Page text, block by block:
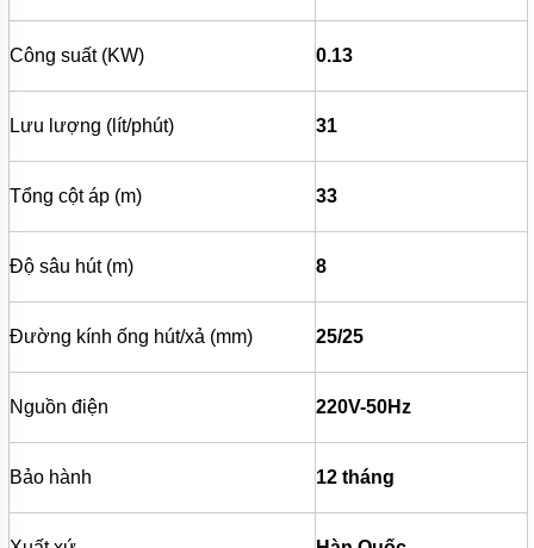
TÍCH
MÁY
NÉN
MÁY
CHÌM
MÁY
BƠM
BỂ
MÁY
BƠM
MÀNG
NÉN
THÙNG
Công suất (KW) 0.13
Lưu lượng (lít/phút) 31
Tổng cột áp (m) 33
Độ sâu hút (m) 8
Đường kính ống hút/xả (mm) 25/25
Nguồn điện 220V-50Hz
Bảo hành 12 tháng